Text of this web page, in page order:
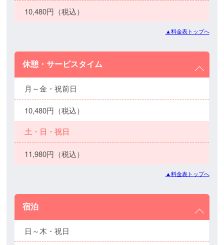
10,480円（税込）
▲料金表トップへ
休憩・サービスタイム
月～金・祝前日
10,480円（税込）
土・日・祝日
11,980円（税込）
▲料金表トップへ
宿泊
日～木・祝日